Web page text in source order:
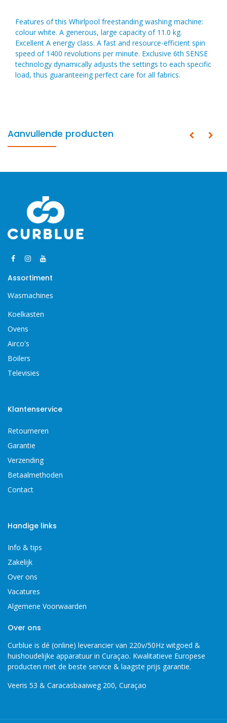
Features of this Whirlpool freestanding washing machine:
colour white. A generous, large capacity of 11.0 kg.
Excellent A energy class. A fast and resource-efficient spin
speed of 1400 revolutions per minute. Exclusive 6th SENSE
technology dynamically adjusts the settings to each specific
load, thus guaranteeing perfect care for all fabrics.
Aanvullende producten
Assortiment
Wasmachines
Koelkasten
Ovens
Airco's
Boilers
Televisies
Klantenservice
Retourneren
Garantie
Verzending
Betaalmethoden
Contact
Handige links
Info & tips
Zakelijk
Over ons
Vacatures
Algemene Voorwaarden
Over ons
Curblue is dé (online) leverancier van 220v/50Hz witgoed &
huishoudelijke apparatuur in Curaçao. Kwalitatieve Europese
producten met de beste service & laagste prijs garantie.
Veeris 53 & Caracasbaaiweg 200, Curaçao